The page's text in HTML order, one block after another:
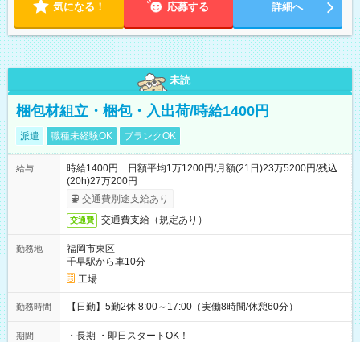
気になる！ 応募する 詳細へ
未読
梱包材組立・梱包・入出荷/時給1400円
派遣 職種未経験OK ブランクOK
給与
時給1400円 日額平均1万1200円/月額(21日)23万5200円/残込
(20h)27万200円
交通費別途支給あり
交通費 交通費支給（規定あり）
勤務地
福岡市東区
千早駅から車10分
工場
勤務時間 【日勤】5勤2休 8:00～17:00（実働8時間/休憩60分）
期間 ・長期 ・即日スタートOK！